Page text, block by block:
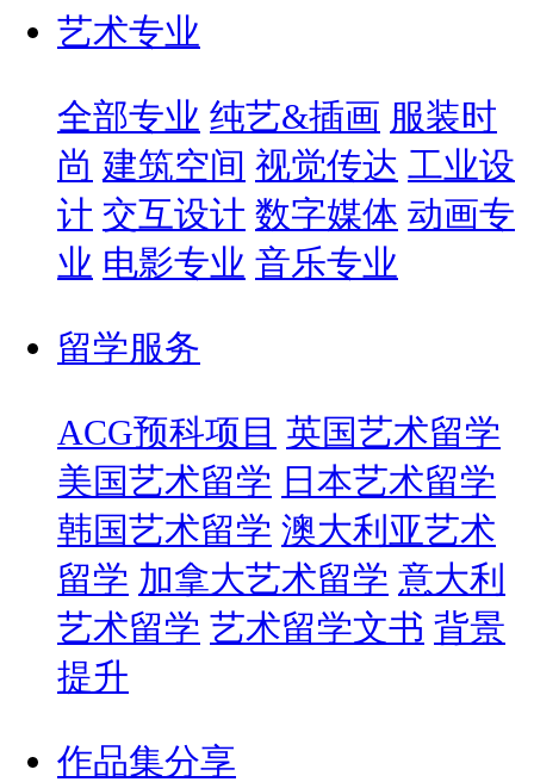
艺术专业
全部专业 纯艺&插画 服装时
尚 建筑空间 视觉传达 工业设
计 交互设计 数字媒体 动画专
业 电影专业 音乐专业
留学服务
ACG预科项目 英国艺术留学
美国艺术留学 日本艺术留学
韩国艺术留学 澳大利亚艺术
留学 加拿大艺术留学 意大利
艺术留学 艺术留学文书 背景
提升
作品集分享